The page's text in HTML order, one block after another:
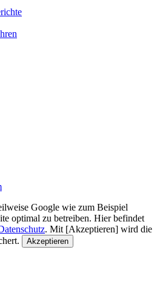
Google wie zum Beispiel
optimal zu betreiben. Hier befindet
. Mit [Akzeptieren] wird die
Akzeptieren